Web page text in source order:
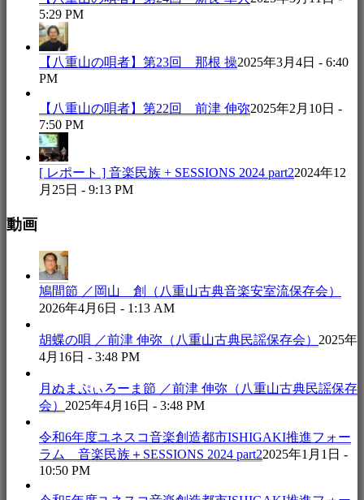
5:29 PM
【八重山の唄者】第23回 那根 操2025年3月4日 - 6:40
PM
【八重山の唄者】第22回 前津 伸弥2025年2月10日 -
7:50 PM
[ レポート ] 音楽民族 + SESSIONS 2024 part22024年12
月25日 - 9:13 PM
動画
鳩間節 ／岡山 創（八重山古典音楽安室流保存会）
2026年4月6日 - 1:13 AM
胡蝶の唄 ／前津 伸弥（八重山古典民謡保存会） 2025年
4月16日 - 3:48 PM
月ぬまぷぃろーま節 ／前津 伸弥（八重山古典民謡保存
会） 2025年4月16日 - 3:48 PM
令和6年度ユネスコ音楽創造都市ISHIGAKI推進フォー
ラム 音楽民族＋SESSIONS 2024 part22025年1月1日 -
10:50 PM